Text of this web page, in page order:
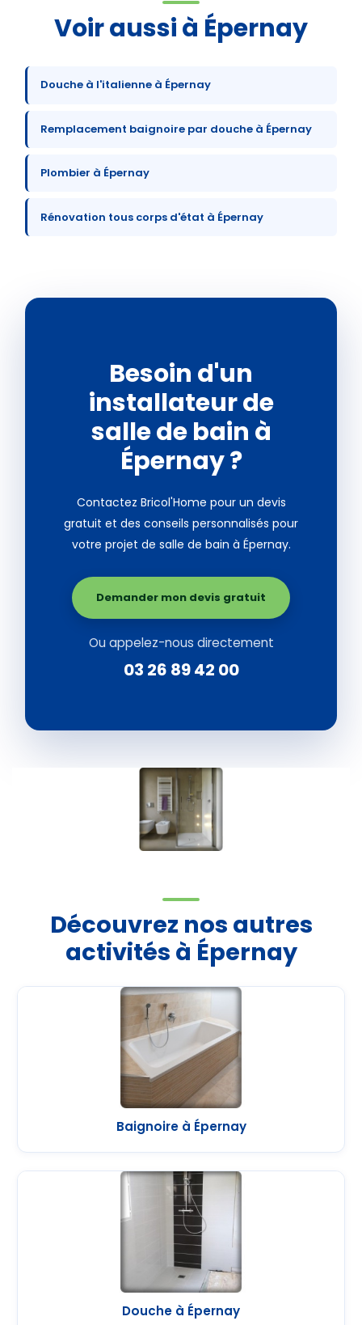
Voir aussi à Épernay
Douche à l'italienne à Épernay
Remplacement baignoire par douche à Épernay
Plombier à Épernay
Rénovation tous corps d'état à Épernay
Besoin d'un
installateur de
salle de bain à
Épernay ?
Contactez Bricol'Home pour un devis
gratuit et des conseils personnalisés pour
votre projet de salle de bain à Épernay.
Demander mon devis gratuit
Ou appelez-nous directement
03 26 89 42 00
Découvrez nos autres
activités à Épernay
Baignoire à Épernay
Douche à Épernay